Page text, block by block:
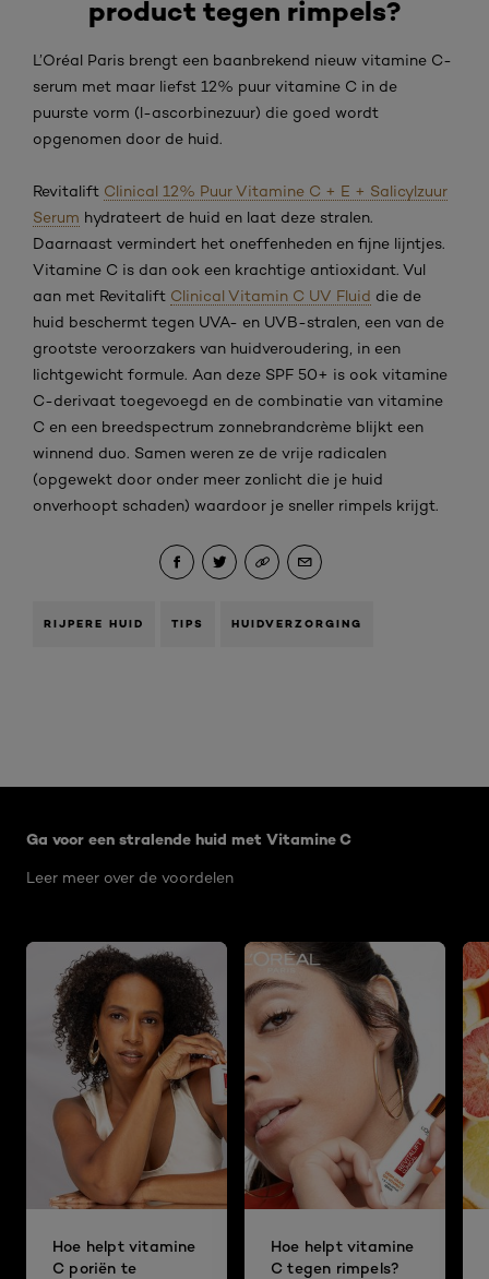
product tegen rimpels?
L’Oréal Paris brengt een baanbrekend nieuw vitamine C-
serum met maar liefst 12% puur vitamine C in de
puurste vorm (l-ascorbinezuur) die goed wordt
opgenomen door de huid.
Revitalift Clinical 12% Puur Vitamine C + E + Salicylzuur
Serum hydrateert de huid en laat deze stralen.
Daarnaast vermindert het oneffenheden en fijne lijntjes.
Vitamine C is dan ook een krachtige antioxidant. Vul
aan met Revitalift Clinical Vitamin C UV Fluid die de
huid beschermt tegen UVA- en UVB-stralen, een van de
grootste veroorzakers van huidveroudering, in een
lichtgewicht formule. Aan deze SPF 50+ is ook vitamine
C-derivaat toegevoegd en de combinatie van vitamine
C en een breedspectrum zonnebrandcrème blijkt een
winnend duo. Samen weren ze de vrije radicalen
(opgewekt door onder meer zonlicht die je huid
onverhoopt schaden) waardoor je sneller rimpels krijgt.
RIJPERE HUID TIPS HUIDVERZORGING
Ga voor een stralende huid met Vitamine C
Leer meer over de voordelen
Hoe helpt vitamine
C poriën te
Hoe helpt vitamine
C tegen rimpels?